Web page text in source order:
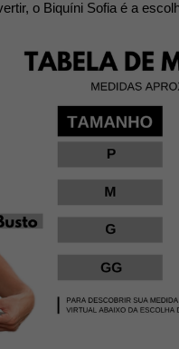
o Biquíni Sofia é a